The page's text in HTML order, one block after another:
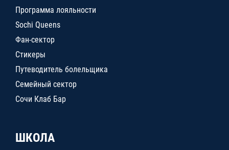
Программа лояльности
Sochi Queens
Фан-сектор
Стикеры
Путеводитель болельщика
Семейный сектор
Сочи Клаб Бар
ШКОЛА